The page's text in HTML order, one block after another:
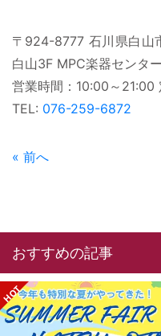
〒924-8777 石川県白山
白山3F MPC楽器センタ
営業時間：10:00～21:00
TEL: 076-259-6872
« 前へ
おすすめの記事